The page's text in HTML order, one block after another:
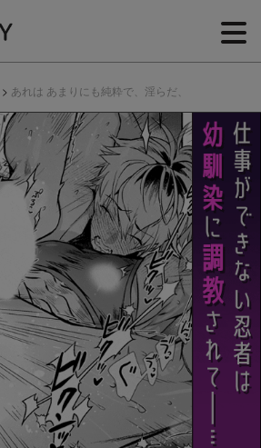
> あれは あまりにも純粋で、淫らだ、